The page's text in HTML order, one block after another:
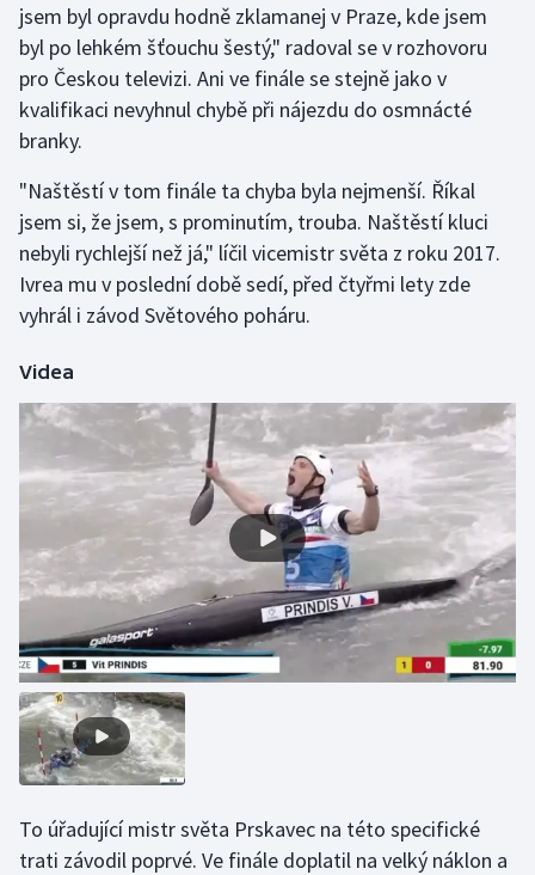
Olympijské hry
Parasport
Plavání
Plážový volejbal
Ragby
Rychlobruslení
Rychlostní kanoistika
Short track
Sportovní střelba
Stolní tenis
Veslování
Vodní slalom
Volejbal
Ostatní
jsem byl opravdu hodně zklamanej v Praze, kde jsem
byl po lehkém šťouchu šestý," radoval se v rozhovoru
pro Českou televizi. Ani ve finále se stejně jako v
kvalifikaci nevyhnul chybě při nájezdu do osmnácté
branky.
"Naštěstí v tom finále ta chyba byla nejmenší. Říkal
jsem si, že jsem, s prominutím, trouba. Naštěstí kluci
nebyli rychlejší než já," líčil vicemistr světa z roku 2017.
Ivrea mu v poslední době sedí, před čtyřmi lety zde
vyhrál i závod Světového poháru.
Videa
To úřadující mistr světa Prskavec na této specifické
trati závodil poprvé. Ve finále doplatil na velký náklon a